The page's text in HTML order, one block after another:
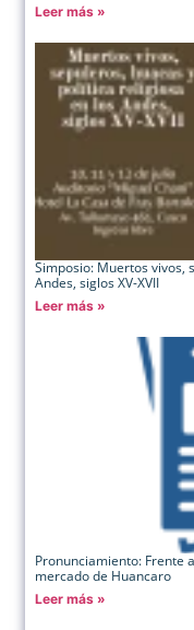
Leer más »
Simposio: Muertos vivos,
Andes, siglos XV-XVII
Leer más »
Pronunciamiento: Frente
mercado de Huancaro
Leer más »